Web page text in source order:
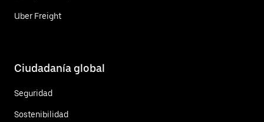
Uber Freight
Ciudadanía global
Seguridad
Sostenibilidad